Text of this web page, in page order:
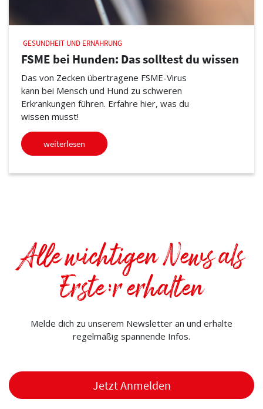
GESUNDHEIT UND ERNÄHRUNG
FSME bei Hunden: Das solltest du wissen
Das von Zecken übertragene FSME-Virus
kann bei Mensch und Hund zu schweren
Erkrankungen führen. Erfahre hier, was du
wissen musst!
weiterlesen
Alle wichtigen News als
Erste:r erhalten
Melde dich zu unserem Newsletter an und erhalte
regelmäßig spannende Infos.
Jetzt Anmelden